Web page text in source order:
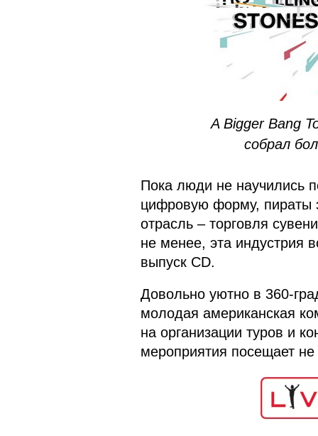
A Bigger Bang
собрал
Пока люди не научились
цифровую форму, пираты
отрасль – торговля
не менее, эта индустрия
выпуск CD.
Довольно уютно в 360-
молодая американская
на организации туров и
мероприятия посещает